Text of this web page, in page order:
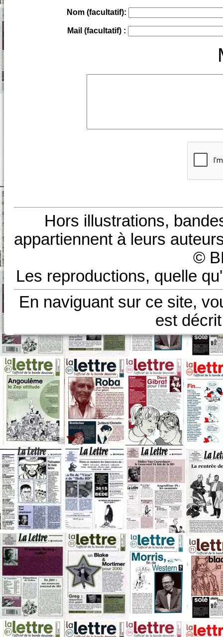
Nom (facultatif):
Mail (facultatif) :
Hors illustrations,
appartiennent à leurs
©
Les reproductions, quelle
En naviguant sur ce site,
est